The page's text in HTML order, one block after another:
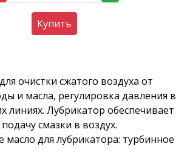
Купить
очистки сжатого воздуха от
и масла, регулировка давления в
линиях. Лубрикатор обеспечивает
смазки в воздух.
масло для лубрикатора: турбинное